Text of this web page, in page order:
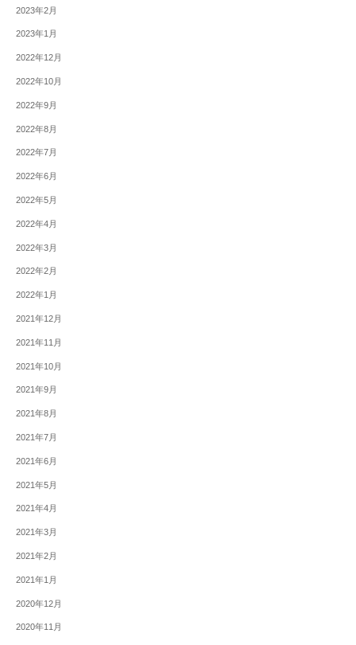
2023年2月
2023年1月
2022年12月
2022年10月
2022年9月
2022年8月
2022年7月
2022年6月
2022年5月
2022年4月
2022年3月
2022年2月
2022年1月
2021年12月
2021年11月
2021年10月
2021年9月
2021年8月
2021年7月
2021年6月
2021年5月
2021年4月
2021年3月
2021年2月
2021年1月
2020年12月
2020年11月